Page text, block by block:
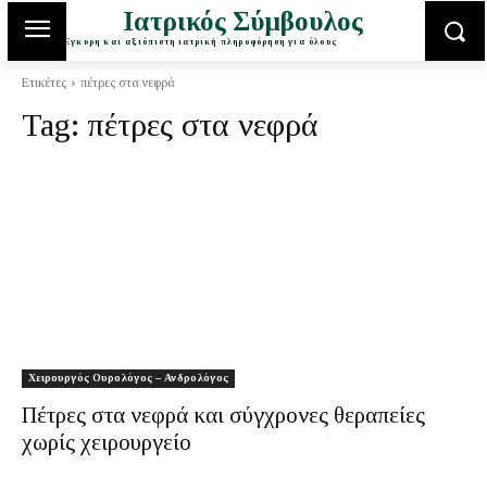
Ιατρικός Σύμβουλος
Έγκυρη και αξιόπιστη ιατρική πληροφόρηση για όλους
Ετικέτες πέτρες στα νεφρά
Tag: πέτρες στα νεφρά
Χειρουργός Ουρολόγος – Ανδρολόγος
Πέτρες στα νεφρά και σύγχρονες θεραπείες
χωρίς χειρουργείο